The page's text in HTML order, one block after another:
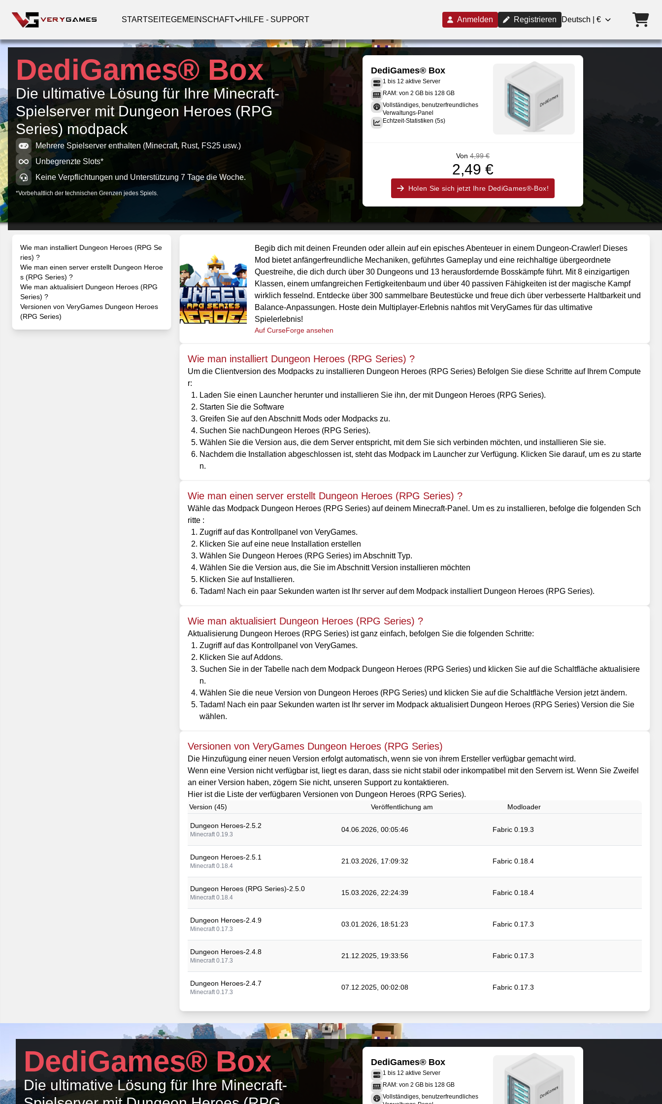
STARTSEITEGEMEINSCHAFT HILFE - SUPPORT Anmelden Registrieren Deutsch | €
DediGames® Box
Die ultimative Lösung für Ihre Minecraft-
Spielserver mit Dungeon Heroes (RPG
Series) modpack
Mehrere Spielserver enthalten (Minecraft, Rust, FS25 usw.)
Unbegrenzte Slots*
Keine Verpflichtungen und Unterstützung 7 Tage die Woche.
*Vorbehaltlich der technischen Grenzen jedes Spiels.
DediGames® Box
1 bis 12 aktive Server
RAM: von 2 GB bis 128 GB
Vollständiges, benutzerfreundliches
Verwaltungs-Panel
Echtzeit-Statistiken (5s)
Von 4,99 €
2,49 €
Holen Sie sich jetzt Ihre DediGames®-Box!
Wie man installiert Dungeon Heroes (RPG Se
ries) ?
Wie man einen server erstellt Dungeon Heroe
s (RPG Series) ?
Wie man aktualisiert Dungeon Heroes (RPG
Series) ?
Versionen von VeryGames Dungeon Heroes
(RPG Series)
Begib dich mit deinen Freunden oder allein auf ein episches Abenteuer in einem Dungeon-Crawler! Dieses
Mod bietet anfängerfreundliche Mechaniken, geführtes Gameplay und eine reichhaltige übergeordnete
Questreihe, die dich durch über 30 Dungeons und 13 herausfordernde Bosskämpfe führt. Mit 8 einzigartigen
Klassen, einem umfangreichen Fertigkeitenbaum und über 40 passiven Fähigkeiten ist der magische Kampf
wirklich fesselnd. Entdecke über 300 sammelbare Beutestücke und freue dich über verbesserte Haltbarkeit und
Balance-Anpassungen. Hoste dein Multiplayer-Erlebnis nahtlos mit VeryGames für das ultimative
Spielerlebnis!
Auf CurseForge ansehen
Wie man installiert Dungeon Heroes (RPG Series) ?
Um die Clientversion des Modpacks zu installieren Dungeon Heroes (RPG Series) Befolgen Sie diese Schritte auf Ihrem Compute
r:
Laden Sie einen Launcher herunter und installieren Sie ihn, der mit Dungeon Heroes (RPG Series).
Starten Sie die Software
Greifen Sie auf den Abschnitt Mods oder Modpacks zu.
Suchen Sie nachDungeon Heroes (RPG Series).
Wählen Sie die Version aus, die dem Server entspricht, mit dem Sie sich verbinden möchten, und installieren Sie sie.
Nachdem die Installation abgeschlossen ist, steht das Modpack im Launcher zur Verfügung. Klicken Sie darauf, um es zu starte
n.
Wie man einen server erstellt Dungeon Heroes (RPG Series) ?
Wähle das Modpack Dungeon Heroes (RPG Series) auf deinem Minecraft-Panel. Um es zu installieren, befolge die folgenden Sch
ritte :
Zugriff auf das Kontrollpanel von VeryGames.
Klicken Sie auf eine neue Installation erstellen
Wählen Sie Dungeon Heroes (RPG Series) im Abschnitt Typ.
Wählen Sie die Version aus, die Sie im Abschnitt Version installieren möchten
Klicken Sie auf Installieren.
Tadam! Nach ein paar Sekunden warten ist Ihr server auf dem Modpack installiert Dungeon Heroes (RPG Series).
Wie man aktualisiert Dungeon Heroes (RPG Series) ?
Aktualisierung Dungeon Heroes (RPG Series) ist ganz einfach, befolgen Sie die folgenden Schritte:
Zugriff auf das Kontrollpanel von VeryGames.
Klicken Sie auf Addons.
Suchen Sie in der Tabelle nach dem Modpack Dungeon Heroes (RPG Series) und klicken Sie auf die Schaltfläche aktualisiere
n.
Wählen Sie die neue Version von Dungeon Heroes (RPG Series) und klicken Sie auf die Schaltfläche Version jetzt ändern.
Tadam! Nach ein paar Sekunden warten ist Ihr server im Modpack aktualisiert Dungeon Heroes (RPG Series) Version die Sie
wählen.
Versionen von VeryGames Dungeon Heroes (RPG Series)
Die Hinzufügung einer neuen Version erfolgt automatisch, wenn sie von ihrem Ersteller verfügbar gemacht wird.
Wenn eine Version nicht verfügbar ist, liegt es daran, dass sie nicht stabil oder inkompatibel mit den Servern ist. Wenn Sie Zweifel
an einer Version haben, zögern Sie nicht, unseren Support zu kontaktieren.
Hier ist die Liste der verfügbaren Versionen von Dungeon Heroes (RPG Series).
Version (45) Veröffentlichung am Modloader
Dungeon Heroes-2.5.2
Minecraft 0.19.3
04.06.2026, 00:05:46 Fabric 0.19.3
Dungeon Heroes-2.5.1
Minecraft 0.18.4
21.03.2026, 17:09:32 Fabric 0.18.4
Dungeon Heroes (RPG Series)-2.5.0
Minecraft 0.18.4
15.03.2026, 22:24:39 Fabric 0.18.4
Dungeon Heroes-2.4.9
Minecraft 0.17.3
03.01.2026, 18:51:23 Fabric 0.17.3
Dungeon Heroes-2.4.8
Minecraft 0.17.3
21.12.2025, 19:33:56 Fabric 0.17.3
Dungeon Heroes-2.4.7
Minecraft 0.17.3
07.12.2025, 00:02:08 Fabric 0.17.3
Minecraft 0.17.2
Dungeon Heroes-2.4.5
Minecraft 0.17.2
14.11.2025, 18:43:05
Dungeon Heroes-2.4.4
Minecraft 0.17.2
13.11.2025, 22:21:10 Fabric 0.17.2
DediGames® Box
Die ultimative Lösung für Ihre Minecraft-
DediGames® Box
1 bis 12 aktive Server
RAM: von 2 GB bis 128 GB
Vollständiges, benutzerfreundliches